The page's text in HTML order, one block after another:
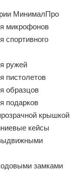
МинималПро
микрофонов
ружей
пистолетов
образцов
подарков
крышкой
кейсы
замками